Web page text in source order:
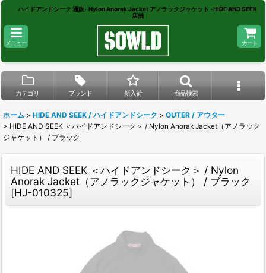
ハイドアンドシーク 通販- Nylon Anorak Jacket アノラックジャケット -HIDE AND SEEK
店舗
メニュー カート
カテゴリ ブランド 新入荷 商品検索
ホーム > HIDE AND SEEK / ハイドアンドシーク > OUTER / アウター
> HIDE AND SEEK ＜ハイドアンドシーク＞ / Nylon Anorak Jacket（アノラック
ジャケット） / ブラック
HIDE AND SEEK ＜ハイドアンドシーク＞ / Nylon
Anorak Jacket（アノラックジャケット） / ブラック
[HJ-010325]